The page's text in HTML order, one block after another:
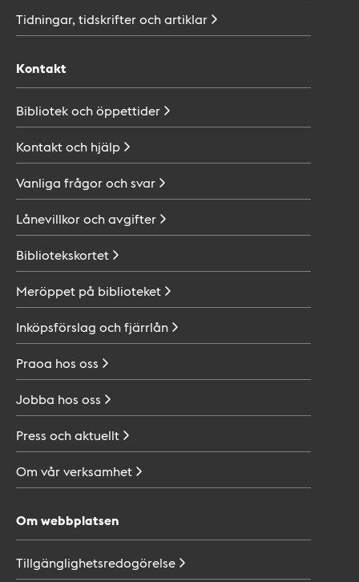
Tidningar, tidskrifter ochartiklar
Kontakt
Bibliotek ochöppettider
Kontakt och hjälp
Vanliga frågor ochsvar
Lånevillkor ochavgifter
Bibliotekskortet
Meröppet på biblioteket
Inköpsförslag ochfjärrlån
Praoa hos oss
Jobba hos oss
Press ochaktuellt
Om vårverksamhet
Om webbplatsen
Tillgänglighetsredogörelse